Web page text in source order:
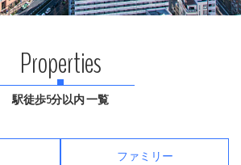
Properties
駅徒歩5分以内 一覧
ファミリー